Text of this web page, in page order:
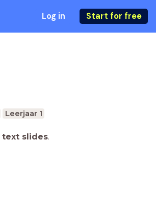
Log in Start for free
Leerjaar 1
text slides.